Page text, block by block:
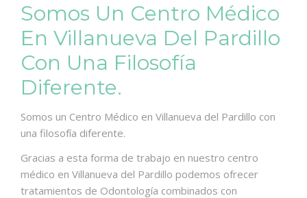
Somos Un Centro Médico
En Villanueva Del Pardillo
Con Una Filosofía
Diferente.
Somos un Centro Médico en Villanueva del Pardillo con
una filosofía diferente.
Gracias a esta forma de trabajo en nuestro centro
médico en Villanueva del Pardillo podemos ofrecer
tratamientos de Odontología combinados con